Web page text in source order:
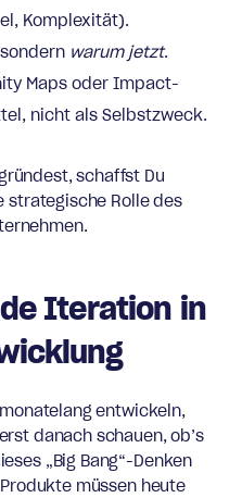
Komplexität).
warum jetzt.
Maps oder Impact-
nicht als Selbstzweck.
schaffst Du
strategische Rolle des
Iteration in
entwickeln,
danach schauen, ob’s
„Big Bang“-Denken
müssen heute